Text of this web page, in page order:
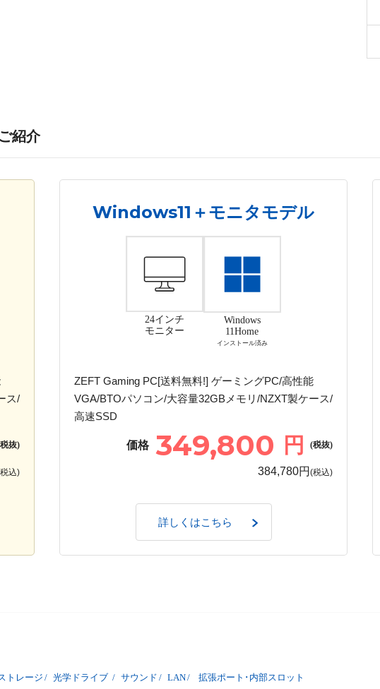
紹介
ス/
抜)
込)
Windows11＋モニタモデル
24インチ
モニター
Windows
11Home
インストール済み
ZEFT Gaming PC[送料無料!] ゲーミングPC/高性能
VGA/BTOパソコン/大容量32GBメモリ/NZXT製ケース/
高速SSD
価格 349,800 円 (税抜)
384,780円 (税込)
詳しくはこちら
トレージ / 光学ドライブ / サウンド / LAN/ 拡張ポート･内部スロット